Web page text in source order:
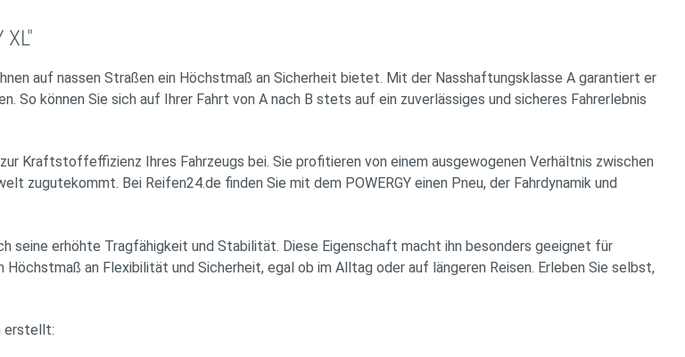
auf nassen Straßen ein Höchstmaß an Sicherheit bietet. Mit der Nasshaftungsklasse A garantiert er
So können Sie sich auf Ihrer Fahrt von A nach B stets auf ein zuverlässiges und sicheres Fahrerlebnis
Kraftstoffeffizienz Ihres Fahrzeugs bei. Sie profitieren von einem ausgewogenen Verhältnis zwischen
zugutekommt. Bei Reifen24.de finden Sie mit dem POWERGY einen Pneu, der Fahrdynamik und
seine erhöhte Tragfähigkeit und Stabilität. Diese Eigenschaft macht ihn besonders geeignet für
an Flexibilität und Sicherheit, egal ob im Alltag oder auf längeren Reisen. Erleben Sie selbst,
erstellt: